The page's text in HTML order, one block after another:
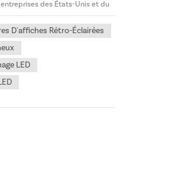
des États-Unis et du
D'affiches Rétro-Éclairées
LED